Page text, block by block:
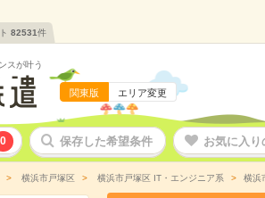
82531件
スが叶う
関東版 エリア変更
0 保存した希望条件 お気に入り
横浜市戸塚区 横浜市戸塚区 IT・エンジニア系 横浜